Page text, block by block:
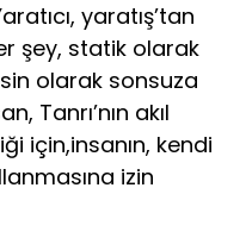
yaratış’tan
şey, statik olarak
olarak sonsuza
Tanrı’nın akıl
için,insanın, kendi
izin